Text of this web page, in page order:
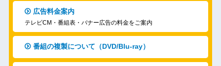
広告料金案内
テレビCM・番組表・バナー広告の料金をご案内
番組の複製について（DVD/Blu-ray）